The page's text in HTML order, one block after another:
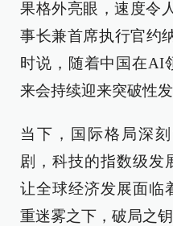
果格外亮眼，速度令
事长兼首席执行官约
时说，随着中国在AI
来会持续迎来突破性发
当下，国际格局深
剧，科技的指数级发
让全球经济发展面临
重迷雾之下，破局之